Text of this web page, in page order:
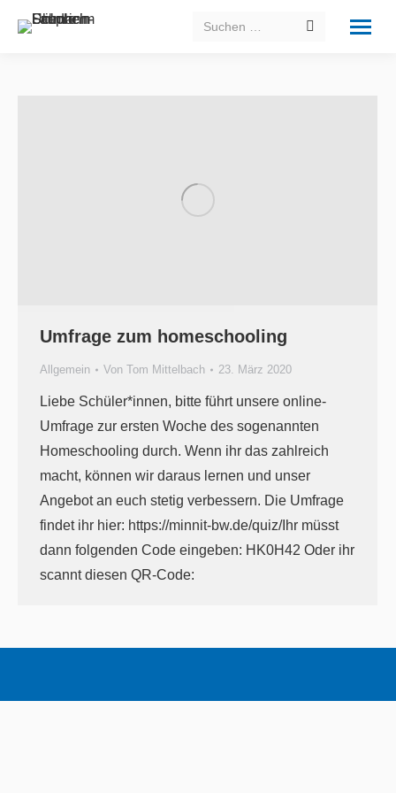
Search:
Umfrage zum homeschooling
Allgemein Von Tom Mittelbach 23. März 2020
Liebe Schüler*innen, bitte führt unsere online-
Umfrage zur ersten Woche des sogenannten
Homeschooling durch. Wenn ihr das zahlreich
macht, können wir daraus lernen und unser
Angebot an euch stetig verbessern. Die Umfrage
findet ihr hier: https://minnit-bw.de/quiz/Ihr müsst
dann folgenden Code eingeben: HK0H42 Oder ihr
scannt diesen QR-Code: